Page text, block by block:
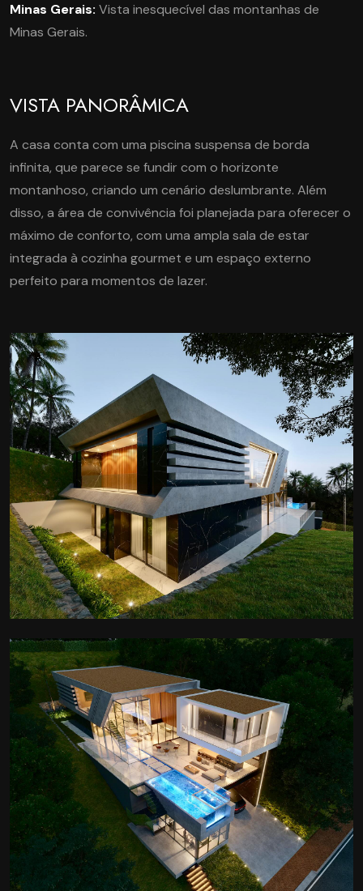
Minas Gerais: Vista inesquecível das montanhas de
Minas Gerais.
VISTA PANORÂMICA
A casa conta com uma piscina suspensa de borda
infinita, que parece se fundir com o horizonte
montanhoso, criando um cenário deslumbrante. Além
disso, a área de convivência foi planejada para oferecer o
máximo de conforto, com uma ampla sala de estar
integrada à cozinha gourmet e um espaço externo
perfeito para momentos de lazer.